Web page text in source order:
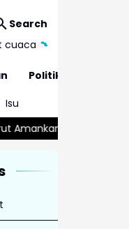
Search
cuaca
Politik
Isu
Kurang dari 24 Jam